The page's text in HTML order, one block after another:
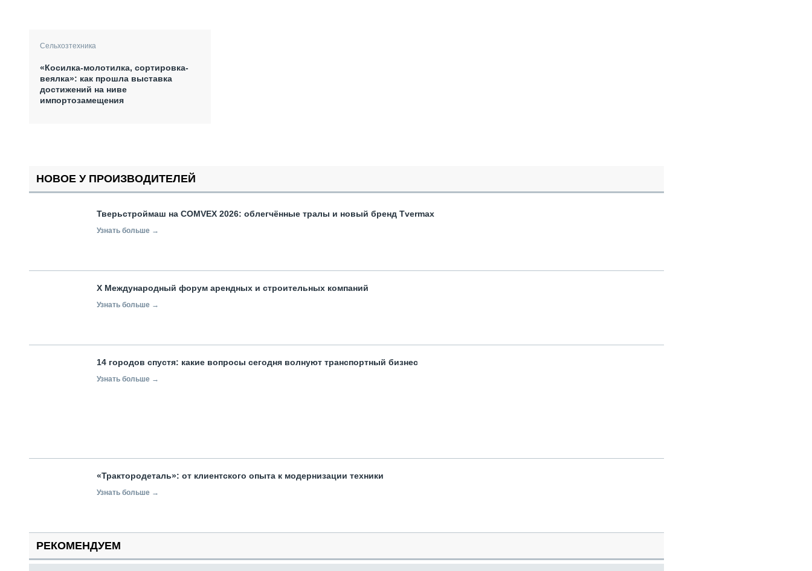
Сельхозтехника
«Косилка-молотилка, сортировка-
веялка»: как прошла выставка
достижений на ниве
импортозамещения
НОВОЕ У ПРОИЗВОДИТЕЛЕЙ
Тверьстроймаш на COMVEX 2026: облегчённые тралы и новый бренд Tvermax
Узнать больше →
X Международный форум арендных и строительных компаний
Узнать больше →
14 городов спустя: какие вопросы сегодня волнуют транспортный бизнес
Узнать больше →
«Трактородеталь»: от клиентского опыта к модернизации техники
Узнать больше →
РЕКОМЕНДУЕМ